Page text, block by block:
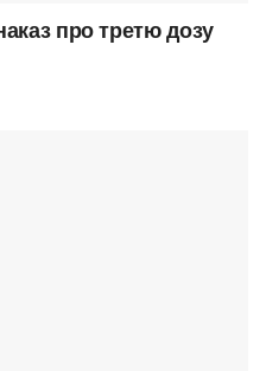
про третю дозу